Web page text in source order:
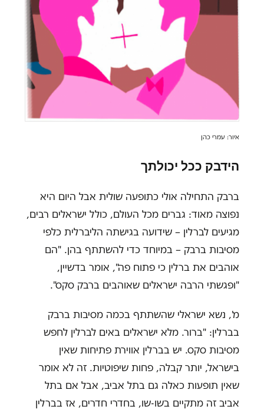
איור: עמרי כהן
הידבק ככל יכולתך
ברבק התחילה אולי כתופעה שולית אבל היום היא
נפוצה מאוד: גברים מכל העולם, כולל ישראלים רבים,
מגיעים לברלין – שידועה בגישתה הליברלית כלפי
מסיבות ברבק – במיוחד כדי להשתתף בהן. "הם
אוהבים את ברלין כי פתוח פה", אומר בדשיין,
"ופגשתי הרבה ישראלים שאוהבים ברבק סקס".
מ', נשא ישראלי שהשתתף בכמה מסיבות ברבק
בברלין: "ברור. מלא ישראלים באים לברלין לחפש
מסיבות סקס. יש בברלין אווירת פתיחות שאין
בישראל, יותר קבלה, פחות שיפוטיות. זה לא אומר
שאין תופעות כאלה גם בתל אביב, אבל אם בתל
אביב זה מתקיים בשו-שו, בחדרי חדרים, אז בברלין